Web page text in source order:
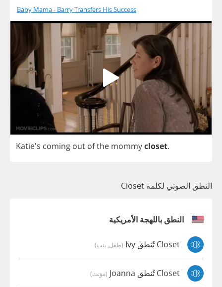
Baby Mama - Barry Transfers His Success
Katie's coming out ofthe mommycloset.
النطق الصوتي لكلمة Closet
النطق باللهجة الأمريكية
Closet تُنطق Ivy (طفل, بنت)
Closet تُنطق Joanna (مؤنث)